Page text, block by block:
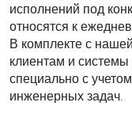
исполнений под
относятся к
В комплекте с
клиентам и
специально с
инженерных задач.